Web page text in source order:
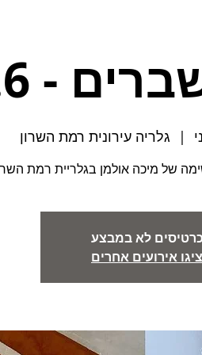
- 10.6
  |
גלריה עירונית רמת השרון
של מיכה אולמן בגלריית רמת
לא במבצע
אירועים אחרים